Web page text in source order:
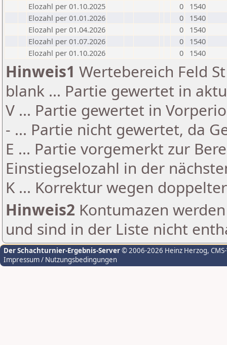
Elozahl per 01.10.2025
0
1540
Elozahl per 01.01.2026
0
1540
Elozahl per 01.04.2026
0
1540
Elozahl per 01.07.2026
0
1540
Elozahl per 01.10.2026
0 1540
Hinweis1 Wertebereich Feld
blank ... Partie gewertet in
V ... Partie gewertet in
- ... Partie nicht gewertet, da
E ... Partie vorgemerkt zur
Einstiegselozahl in der
K ... Korrektur wegen
Hinweis2 Kontumazen
und sind in der Liste nicht
Der Schachturnier-Ergebnis-Server© 2006-2026 Heinz Herzog,
Impressum / Nutzungsbedingungen